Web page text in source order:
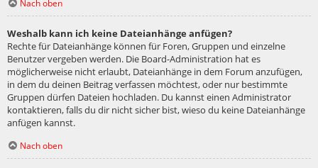
Nach oben
Weshalb kann ich keine Dateianhänge anfügen?
Rechte für Dateianhänge können für Foren, Gruppen und einzelne
Benutzer vergeben werden. Die Board-Administration hat es
möglicherweise nicht erlaubt, Dateianhänge in dem Forum anzufügen,
in dem du deinen Beitrag verfassen möchtest, oder nur bestimmte
Gruppen dürfen Dateien hochladen. Du kannst einen Administrator
kontaktieren, falls du dir nicht sicher bist, wieso du keine Dateianhänge
anfügen kannst.
Nach oben